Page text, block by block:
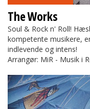
The Works
Soul & Rock n' Roll!
kompetente musikere,
indlevende og intens!
Arrangør: MiR - Musik i
Det Hemmelige Bibliotek